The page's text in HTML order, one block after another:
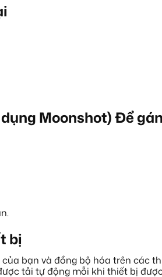
Moonshot) Để
bị
bạn và đồng bộ hóa trên các
tải tự động mỗi khi thiết bị